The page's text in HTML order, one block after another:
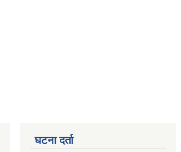
घटना दर्ता